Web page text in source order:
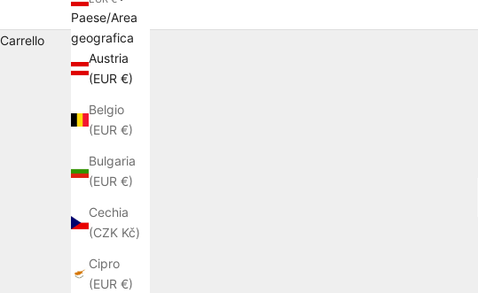
Paese/Area
geografica
Austria
(EUR €)
Belgio
(EUR €)
Bulgaria
(EUR €)
Cechia
(CZK Kč)
Cipro
(EUR €)
Carrello